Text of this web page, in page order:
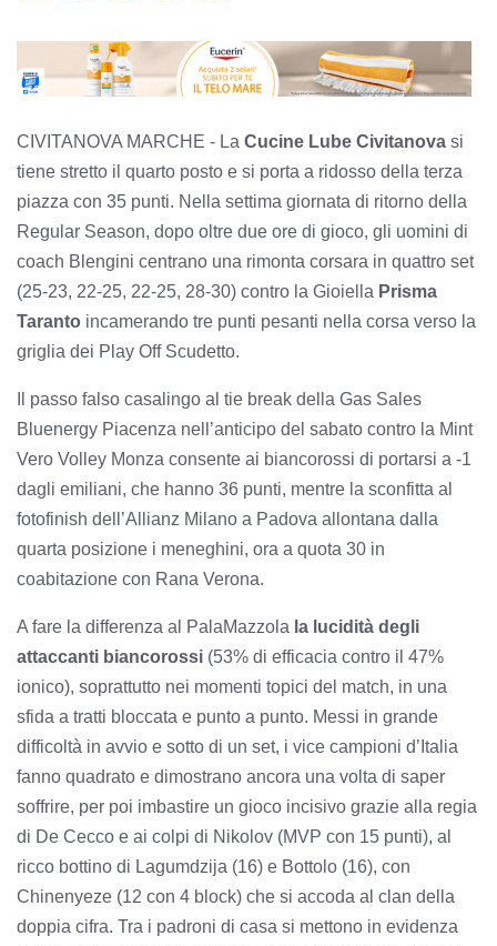
CIVITANOVA MARCHE - La Cucine Lube Civitanova si
tiene stretto il quarto posto e si porta a ridosso della terza
piazza con 35 punti. Nella settima giornata di ritorno della
Regular Season, dopo oltre due ore di gioco, gli uomini di
coach Blengini centrano una rimonta corsara in quattro set
(25-23, 22-25, 22-25, 28-30) contro la Gioiella Prisma
Taranto incamerando tre punti pesanti nella corsa verso la
griglia dei Play Off Scudetto.
Il passo falso casalingo al tie break della Gas Sales
Bluenergy Piacenza nell’anticipo del sabato contro la Mint
Vero Volley Monza consente ai biancorossi di portarsi a -1
dagli emiliani, che hanno 36 punti, mentre la sconfitta al
fotofinish dell’Allianz Milano a Padova allontana dalla
quarta posizione i meneghini, ora a quota 30 in
coabitazione con Rana Verona.
A fare la differenza al PalaMazzola la lucidità degli
attaccanti biancorossi (53% di efficacia contro il 47%
ionico), soprattutto nei momenti topici del match, in una
sfida a tratti bloccata e punto a punto. Messi in grande
difficoltà in avvio e sotto di un set, i vice campioni d’Italia
fanno quadrato e dimostrano ancora una volta di saper
soffrire, per poi imbastire un gioco incisivo grazie alla regia
di De Cecco e ai colpi di Nikolov (MVP con 15 punti), al
ricco bottino di Lagumdzija (16) e Bottolo (16), con
Chinenyeze (12 con 4 block) che si accoda al clan della
doppia cifra. Tra i padroni di casa si mettono in evidenza